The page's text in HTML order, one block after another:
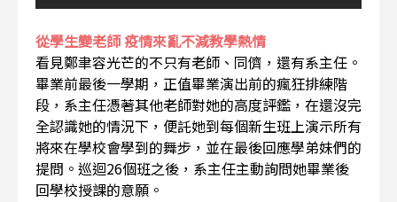
從學生變老師 疫情來亂不減教學熱情
看見鄭聿容光芒的不只有老師、同儕，還有系主任。
畢業前最後一學期，正值畢業演出前的瘋狂排練階
段，系主任憑著其他老師對她的高度評鑑，在還沒完
全認識她的情況下，便託她到每個新生班上演示所有
將來在學校會學到的舞步，並在最後回應學弟妹們的
提問。巡迴26個班之後，系主任主動詢問她畢業後
回學校授課的意願。